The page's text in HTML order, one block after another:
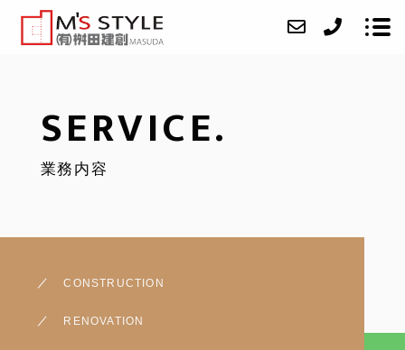
SERVICE.
業務内容
CONSTRUCTION
RENOVATION